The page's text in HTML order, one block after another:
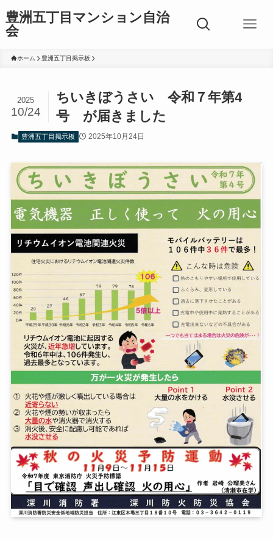
豊洲五丁目マンション自治
会
ホーム 豊洲五丁目掲示板
ちいきぼうさい 令和７年第4
号 が届きました
2025
10/24
豊洲五丁目掲示板 2025年10月24日